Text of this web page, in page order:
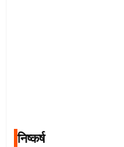
निष्कर्ष